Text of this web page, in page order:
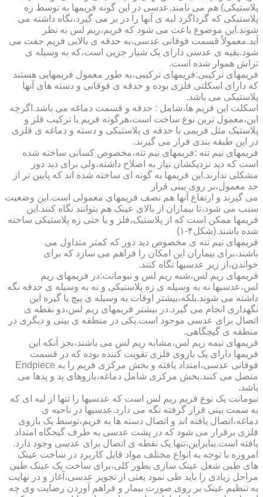
پلاستیکی) هم می نامند.عدسی در این گونه فریمها به توسط زه
پلاستیکی که گرداگرد لبه ی آنها را در بر می گیرد،نگاه داشته می
شوند.این موضوع باعث می شود که فریم،ریم لس به نظر
آید.معمولاً قسمت فوقانی عدسی،به حدقه ی بالایی فریم جفت می
شود.بقیه ی عدسی دارای یک شیار جزیی است،که به وسیله ی
تراش هموار شده است.
فریمهای ترکیبی:فریمهای ترکیبی،به طور معمول فریمهایی هستند
که دارای اسکلتی فلزی بوده و حدقه ی فوقانی و دسته های آنها
پلاستیکی می باشد.
اسکلت این فریم ها،شامل : حدقه و قسمت دماغه می باشد.اگرچه
این،معمول ترین نوع ساخت است،هرگونه فریم با ترکیب فلز و
پلاستیک مثل فریمی با حدقه ی پلاستیکی و دسته و دماغه ی فلزی
در این طبقه بندی قرار می گیرند.
فریمهای نیم تنه :فریمهای نیم تنه،مخصوص کسانی ساخته شده
است که دید نزدیکشان نیاز به اصلاح داشته،ولی برای دید دور
مشکلی ندارند.این فریمها به گونه ای ساخته شده اند که پایین تر از
حد معمول،بر روی بینی قرار
می گیرند و ارتفاع آنها هم نصف فریمهای معمولی است.این وضعیت
سبب می شود،تا بیماران از بالای عینک هم بتوانند نگاه کنند.این
فریمها ممکن است که از پلاستیک،فلز و یا حتی زه پلاستیکی ساخته
شده باشند.(شکل۴-۱)
فریمهای نیم تنه ی مخصوص دید دور که کمتر متداول می
باشند،برای بیماران این امکان را فراهم می سازد که برای
خواندن،از زیر عدسیها نگاه کنند.
فریمهای ریم لس،شبه ریم لس و نیومانت:در فریمهای ریم
لس،عدسیها نه به وسیله ی زه پلاستیکی و نه به وسیله ی حدقه نگه
داشته می شوند.بلکه،بیشتر اوقات به وسیله ی پیچ یا گیره این
نگهداری انجام می گیرد.در بیشتر فریمهای ریم لس،دو نقطه ی
اتصال برای عدسی موجود است.یکی در منطقه ی بینی و دیگری در
منطقه ی گیجگاهی.
فریمهای نیمه ریم لس،مشابه ریم لس می باشند،بجز آنکه این
فریمها دارای یک بازوی فلزی تقویت کننده بوده که در قسمت
فوقانی عدسی،امتداد یافته و بخش مرکزی فریم را به Endpiece
متصل می کنند.بخش مرکزی شامل دماغه،بازوهای پد و پدها می
باشد.
نیومانت یک نوع فریم ریم لس است که عدسیها را تنها از لبه ای که
به سمت بینی قرار گرفته نگه می دارد.عدسیها در ناحیه ی
دماغه،اتصال یافته اند و اتصال دسته ها به فریم،توسط یک بازوی
فلزی برقرار می شود که در پشت عدسی به طرف گیجگاه امتداد
یافته است.بنابراین،تنها یک نقطه ی اتصال برای عدسی وجود دارد.
امروزه با توجه به انواع مختلف مواد قابل کاربرد در ساخت عینک
های طبی شغل عینک سازی بطور کلی،برای ساخت یک عینک طبی
مراحل زیادی را باید طی نمود یعنی از تجویز عدسی،آغاز و در نهایت
به تنظیم عینک بر روی صورت بیمار و فراهم آوردن رضایت وی چه